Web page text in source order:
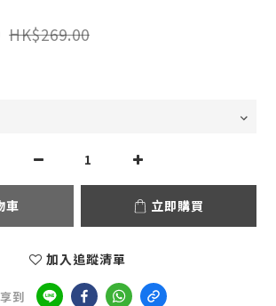
HK$269.00
車 立即購買
加入追蹤清單
到